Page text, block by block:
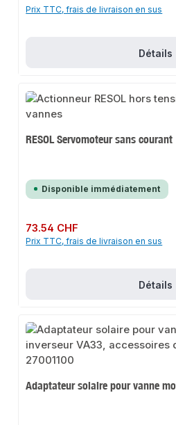
Prix TTC, frais de livraison en sus
Détails
RESOL Servomoteur sans courant
Disponible immédiatement
Prix régulier :
73.54 CHF
Prix TTC, frais de livraison en sus
Détails
Adaptateur solaire pour vanne